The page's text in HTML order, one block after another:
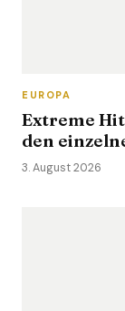
EUROPA
Extreme
den
3. August 2026